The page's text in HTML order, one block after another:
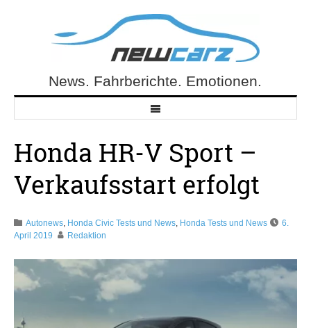
NewCarz.deNews. Fahrberichte. Emotionen.
Honda HR-V Sport –
Verkaufsstart erfolgt
Autonews, Honda Civic Tests und News, Honda Tests und News
6.
April 2019
Redaktion